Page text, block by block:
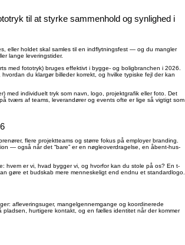
til at styrke sammenhold og synlighed i
eller holdet skal samles til en indflytningsfest — og du mangler
lange leveringstider.
med fototryk) bruges effektivt i bygge- og boligbranchen i 2026.
du klargør billeder korrekt, og hvilke typiske fejl der kan
med individuelt tryk som navn, logo, projektgrafik eller foto. Det
tværs af teams, leverandører og events ofte er lige så vigtigt som
flere projektteams og større fokus på employer branding.
— også når det “bare” er en nøgleoverdragelse, en åbent-hus-
hvem er vi, hvad bygger vi, og hvorfor kan du stole på os? En t-
gøre et budskab mere menneskeligt end endnu et standardlogo.
afleveringsuger, mangelgennemgange og koordinerede
hurtigere kontakt, og en fælles identitet når der kommer